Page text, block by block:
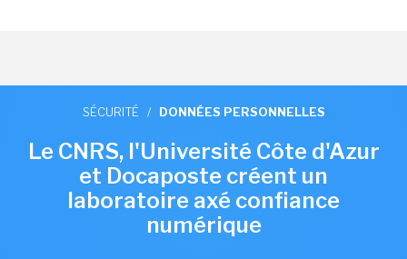
SÉCURITÉ / DONNÉES PERSONNELLES
Le CNRS, l'Université Côte d'Azur
et Docaposte créent un
laboratoire axé confiance
numérique